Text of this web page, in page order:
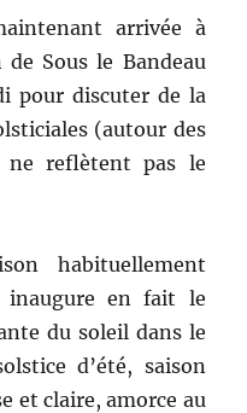
arrivée à
Sous le Bandeau
pour discuter de la
(autour des
ne reflètent pas le
habituellement
en fait le
du soleil dans le
d’été, saison
et claire, amorce au